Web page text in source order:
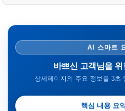
AI 스마트
바쁘신 고객님을
상세페이지의 주요 정보를 3초
핵심 내용 요